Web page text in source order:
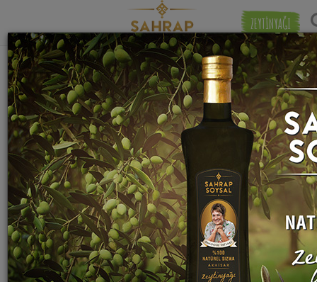
ZEYTİNYAĞI
"et suyu
" etiketiyle eşleşen (159) tarif
bulundu.
Eşleşmeye